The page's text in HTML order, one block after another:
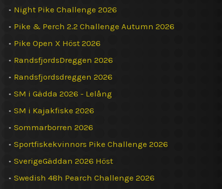
• Night Pike Challenge 2026
• Pike & Perch 2.2 Challenge Autumn 2026
• Pike Open X Höst 2026
• RandsfjordsDreggen 2026
• Randsfjordsdreggen 2026
• SM i Gädda 2026 - Lelång
• SM i Kajakfiske 2026
• Sommarborren 2026
• Sportfiskekvinnors Pike Challenge 2026
• SverigeGäddan 2026 Höst
• Swedish 48h Pearch Challenge 2026